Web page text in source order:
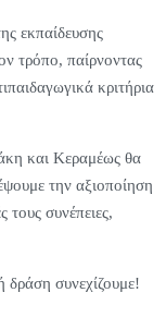
εκπαίδευσης
τρόπο, παίρνοντας
κριτήρια
και Κεραμέως θα
την αξιοποίηση
τους συνέπειες,
δράση συνεχίζουμε!